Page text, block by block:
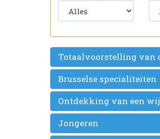
Totaalvoorstelling van
Brusselse specialiteiten
Ontdekking van een
Jongeren